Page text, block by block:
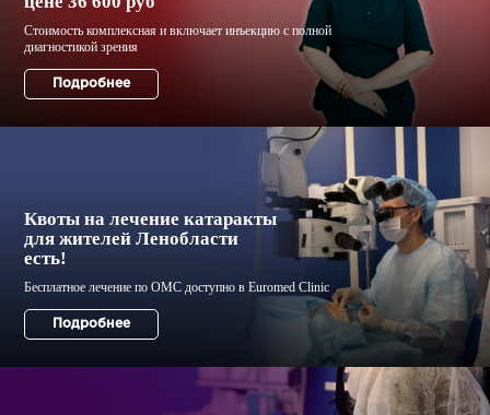
Квоты на лечение катаракты
для жителей Ленобласти
есть!